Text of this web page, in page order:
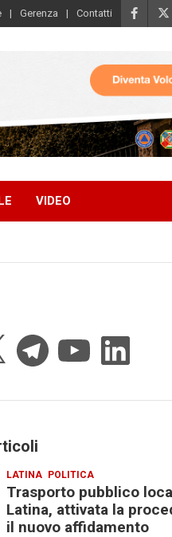
Gerenza Contatti
VIDEO
TelegramYouTube LinkedIn
LATINA POLITICA
Trasporto pubblico
Latina, attivata la
il nuovo affidamento